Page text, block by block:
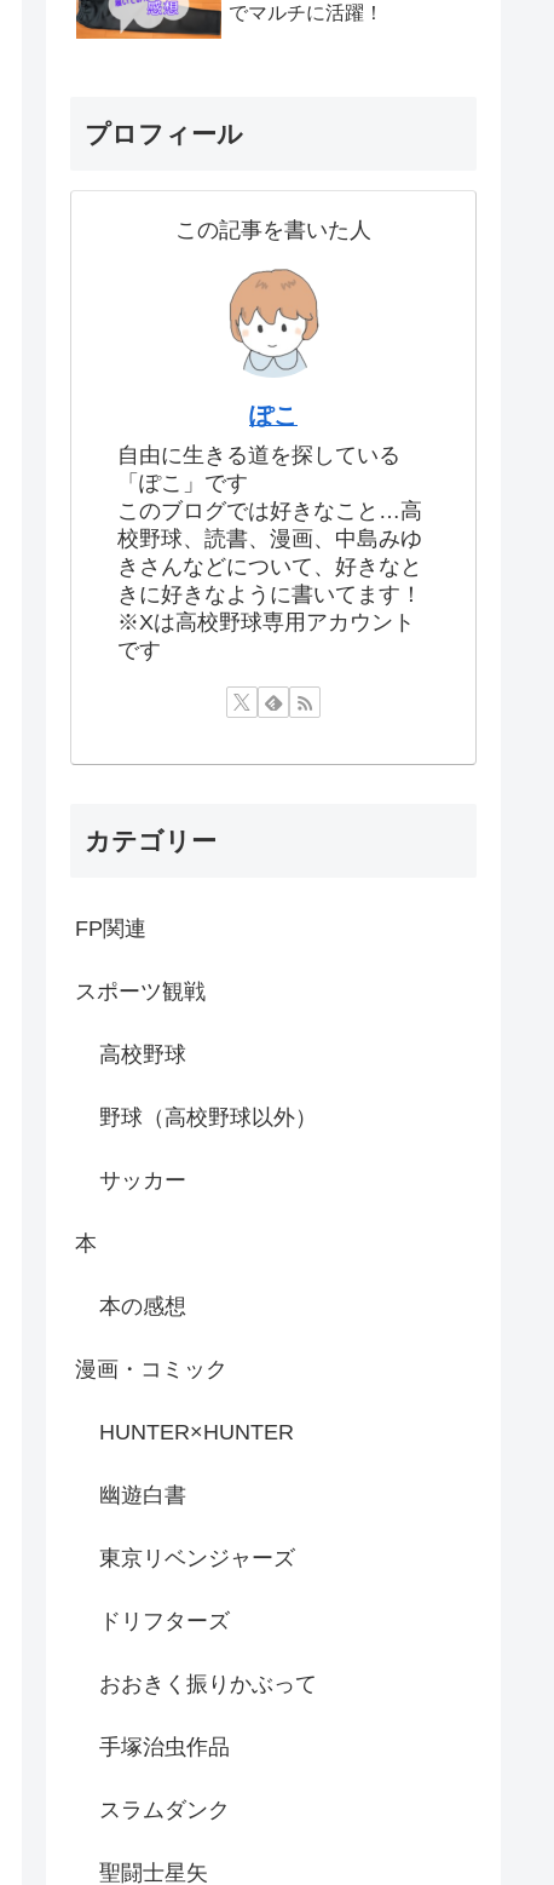
でマルチに活躍！
プロフィール
この記事を書いた人
ぽこ
自由に生きる道を探している
「ぽこ」です
このブログでは好きなこと…高
校野球、読書、漫画、中島みゆ
きさんなどについて、好きなと
きに好きなように書いてます！
※Xは高校野球専用アカウント
です
カテゴリー
FP関連
スポーツ観戦
高校野球
野球（高校野球以外）
サッカー
本
本の感想
漫画・コミック
HUNTER×HUNTER
幽遊白書
東京リベンジャーズ
ドリフターズ
おおきく振りかぶって
手塚治虫作品
スラムダンク
聖闘士星矢